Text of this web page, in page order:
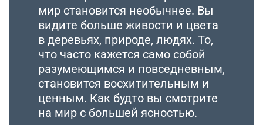
мир становится необычнее. Вы
видите больше живости и цвета
в деревьях, природе, людях. То,
что часто кажется само собой
разумеющимся и повседневным,
становится восхитительным и
ценным. Как будто вы смотрите
на мир с большей ясностью.